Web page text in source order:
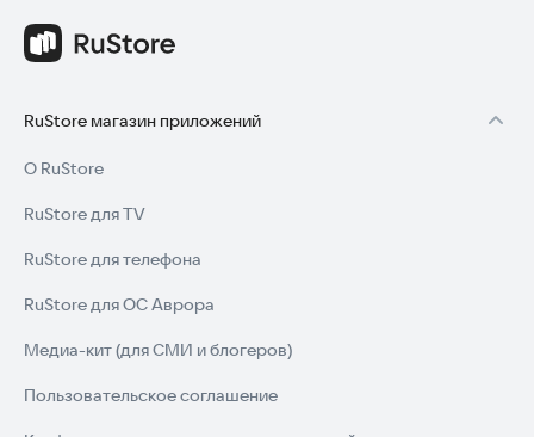
RuStore магазин приложений
О RuStore
RuStore для TV
RuStore для телефона
RuStore для ОС Аврора
Медиа-кит (для СМИ и блогеров)
Пользовательское соглашение